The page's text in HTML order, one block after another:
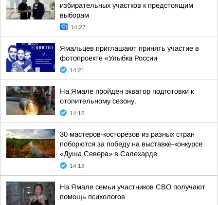
избирательных участков к предстоящим
выборам
14:27
Ямальцев приглашают принять участие в
фотопроекте «Улыбка России
14:21
На Ямале пройден экватор подготовки к
отопительному сезону.
14:18
30 мастеров-косторезов из разных стран
поборются за победу на выставке-конкурсе
«Душа Севера» в Салехарде
14:18
На Ямале семьи участников СВО получают
помощь психологов